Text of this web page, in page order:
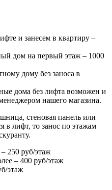
и занесем в квартиру –
дом на первый этаж – 1000
дому без заноса в
дома без лифта возможен и
нашего магазина.
стеновая панель или
в лифт, то занос по этажам
250 руб/этаж
– 400 руб/этаж
этаж